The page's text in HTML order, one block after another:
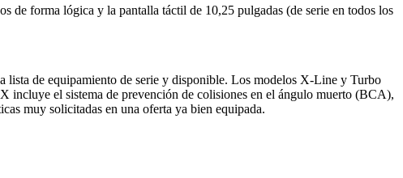
de forma lógica y la pantalla táctil de 10,25 pulgadas (de serie en todos los
de equipamiento de serie y disponible. Los modelos X-Line y Turbo
incluye el sistema de prevención de colisiones en el ángulo muerto (BCA),
muy solicitadas en una oferta ya bien equipada.